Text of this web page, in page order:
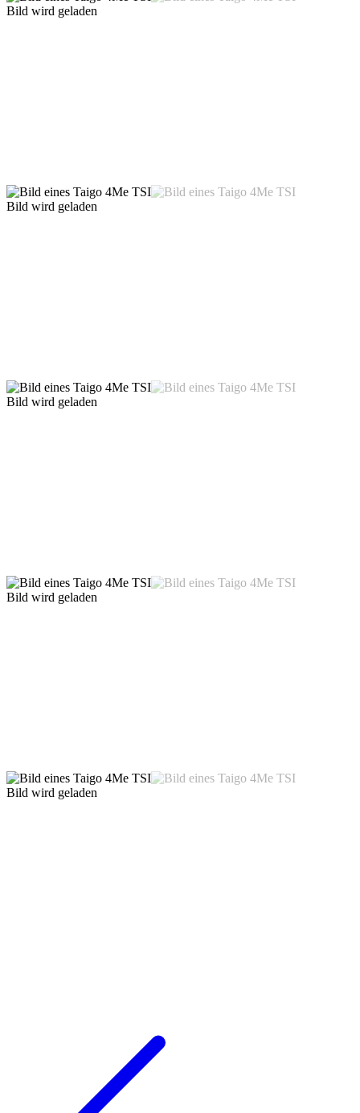
Bild wird geladen
Bild wird geladen
Bild wird geladen
Bild wird geladen
Bild wird geladen